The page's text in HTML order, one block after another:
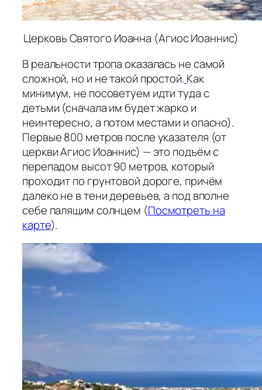
Церковь Святого Иоанна (Агиос Иоаннис)
В реальности тропа оказалась не самой
сложной, но и не такой простой. Как
минимум, не посоветуем идти туда с
детьми (сначала им будет жарко и
неинтересно, а потом местами и опасно).
Первые 800 метров после указателя (от
церкви Агиос Иоаннис) — это подъём с
перепадом высот 90 метров, который
проходит по грунтовой дороге, причём
далеко не в тени деревьев, а под вполне
себе палящим солнцем (Посмотреть на
карте).